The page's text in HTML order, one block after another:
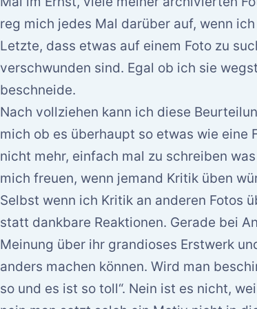
reg mich jedes Mal darüber auf, wenn
Letzte, dass etwas auf einem Foto zu
verschwunden sind. Egal ob ich sie
beschneide.
Nach vollziehen kann ich diese
mich ob es überhaupt so etwas wie eine
nicht mehr, einfach mal zu schreiben
mich freuen, wenn jemand Kritik üben
Selbst wenn ich Kritik an anderen Fotos
statt dankbare Reaktionen. Gerade bei
Meinung über ihr grandioses Erstwerk
anders machen können. Wird man
so und es ist so toll“. Nein ist es nicht,